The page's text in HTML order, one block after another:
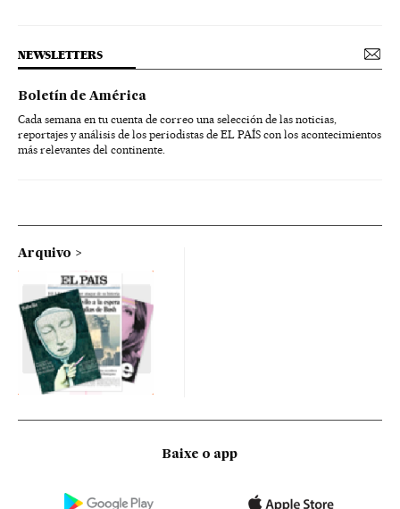
NEWSLETTERS
Boletín de América
Cada semana en tu cuenta de correo una selección de las noticias,
reportajes y análisis de los periodistas de EL PAÍS con los acontecimientos
más relevantes del continente.
Arquivo
Baixe o app